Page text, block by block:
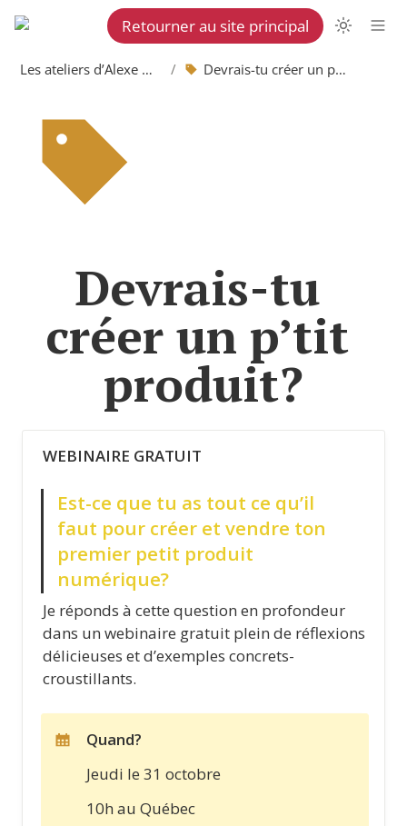
Retourner au site principal
Les ateliers d’Alexe Martel / Devrais-tu créer un p’tit produit?
Devrais-tu
créer un p’tit
produit?
WEBINAIRE GRATUIT
Est-ce que tu as tout ce qu’il
faut pour créer et vendre ton
premier petit produit
numérique?
Je réponds à cette question en profondeur
dans un webinaire gratuit plein de réflexions
délicieuses et d’exemples concrets-
croustillants.
Quand?
Jeudi le 31 octobre
10h au Québec